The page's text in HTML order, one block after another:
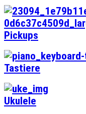
Pickups
Tastiere
Ukulele